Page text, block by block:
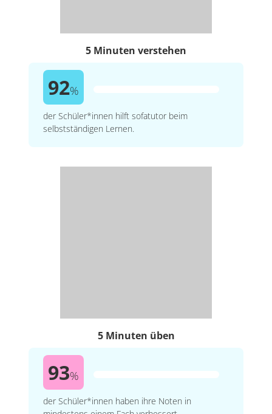
5 Minuten verstehen
92%
der Schüler*innen hilft sofatutor beim
selbstständigen Lernen.
5 Minuten üben
93%
der Schüler*innen haben ihre Noten in